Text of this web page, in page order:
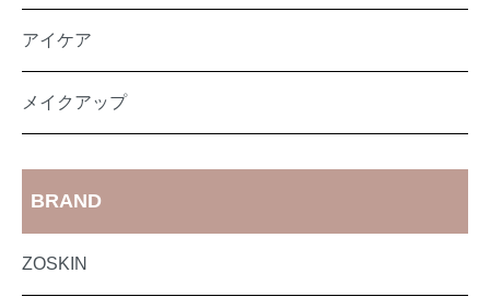
アイケア
メイクアップ
BRAND
ZOSKIN